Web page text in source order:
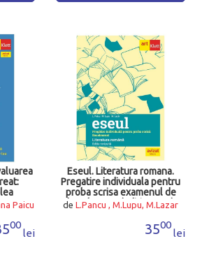
Paicu
00
lei
Eseul. Literatura romana.
Pregatire individuala pentru
proba scrisa examenul de
bacalaureat (editia 2024)
de L.Pancu , M.Lupu, M.Lazar
3500
lei